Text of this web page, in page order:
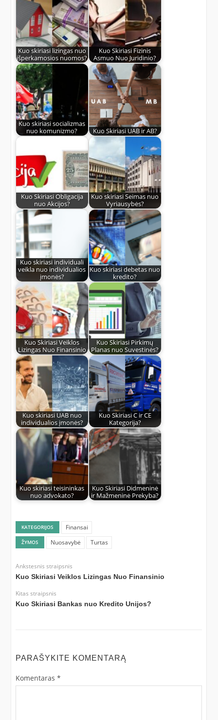
Kuo skiriasi lizingas nuo
išperkamosios nuomos?
Kuo Skiriasi Fizinis
Asmuo Nuo Juridinio?
Kuo skiriasi socializmas
nuo komunizmo?
Kuo Skiriasi UAB ir AB?
Kuo Skiriasi Obligacija
nuo Akcijos?
Kuo skiriasi Seimas nuo
Vyriausybės?
Kuo skiriasi individuali
veikla nuo individualios
įmonės?
Kuo skiriasi debetas nuo
kredito?
Kuo Skiriasi Veiklos
Lizingas Nuo Finansinio
Kuo Skiriasi Pirkimų
Planas nuo Suvestinės?
Kuo skiriasi UAB nuo
individualios įmonės?
Kuo Skiriasi C ir CE
Kategorija?
Kuo skiriasi teisininkas
nuo advokato?
Kuo Skiriasi Didmeninė
ir Mažmeninė Prekyba?
KATEGORIJOS Finansai
ŽYMOS Nuosavybė Turtas
Ankstesnis straipsnis
Kuo Skiriasi Veiklos Lizingas Nuo Finansinio
Kitas straipsnis
Kuo Skiriasi Bankas nuo Kredito Unijos?
PARAŠYKITE KOMENTARĄ
Komentaras *